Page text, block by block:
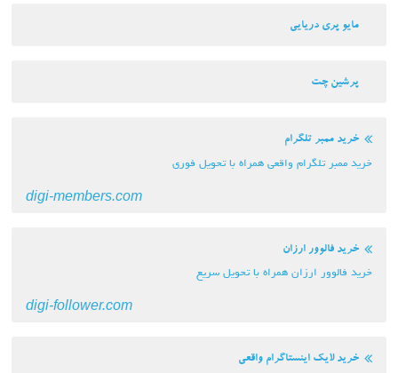
تلگرام
واقعی همراه با تحویل فوری
digi-members.com
ارزان
ارزان همراه با تحویل سریع
digi-follower.com
اینستاگرام واقعی